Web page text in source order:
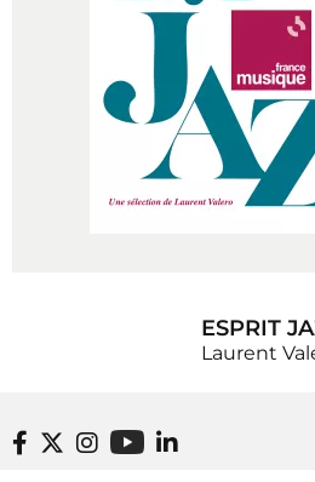
ESPRIT
Laurent